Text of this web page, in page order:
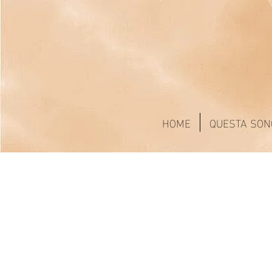
HOME QUESTA